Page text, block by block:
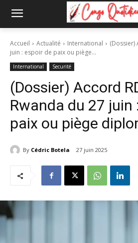
Accueil Actualité International
(Dossier)
juin : espoir de paix ou piège...
International Securité
(Dossier) Accord
Rwanda du 27 juin
paix ou piège
By Cédric Botela 27 juin 2025